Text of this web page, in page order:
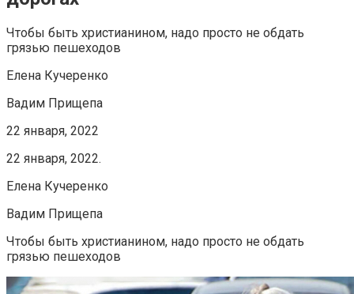
Чтобы быть христианином, надо просто не обдать
грязью пешеходов
Елена Кучеренко
Вадим Прищепа
22 января, 2022
22 января, 2022.
Елена Кучеренко
Вадим Прищепа
Чтобы быть христианином, надо просто не обдать
грязью пешеходов